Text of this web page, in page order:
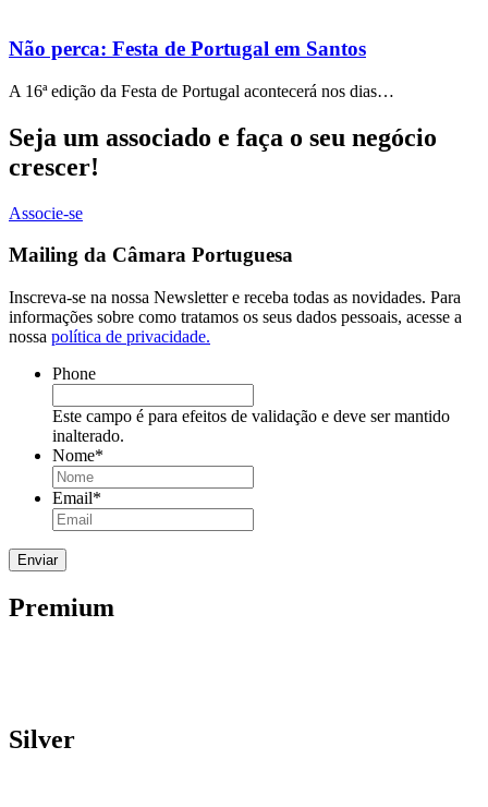
Não perca: Festa de Portugal em Santos
A 16ª edição da Festa de Portugal acontecerá nos dias…
Seja um associado e faça o seu negócio
crescer!
Associe-se
Mailing da Câmara Portuguesa
Inscreva-se na nossa Newsletter e receba todas as novidades. Para
informações sobre como tratamos os seus dados pessoais, acesse a
nossa política de privacidade.
Phone
Este campo é para efeitos de validação e deve ser mantido
inalterado.
Nome*
Email*
Premium
Silver